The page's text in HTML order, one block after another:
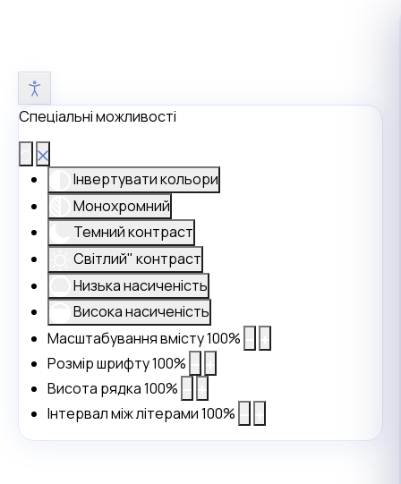
Спеціальні можливості
Інвертувати кольори
Монохромний
Темний контраст
Світлий" контраст
Низька насиченість
Висока насиченість
Масштабування вмісту100%
Розмір шрифту100%
Висота рядка100%
Інтервал між літерами100%